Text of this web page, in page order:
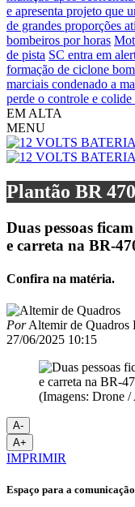
e apresenta projeto que
de grandes proporções
bombeiros por horas
de pista SC entra em
formação de ciclone
marciais condenado a
perde o controle e colide
EM ALTA
MENU
Plantão BR 470
Duas pessoas
e carreta na BR-
Confira na matéria.
PorAltemir de Quadros
27/06/2025 10:15
(Imagens: Drone
A-
A+
IMPRIMIR
Espaço para a